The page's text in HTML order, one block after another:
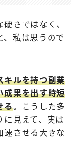
さではなく、
、私は思うので
キルを持つ副業
成果を出す時短
る。こうした多
に見えて、実は
速させる大きな